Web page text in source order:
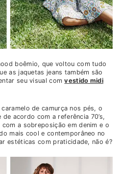
boêmio, que voltou com tudo
as jaquetas jeans também são
seu visual comvestido midi
de camurça nos pés, o
acordo com a referência 70’s,
a sobreposição em denim e o
mais cool e contemporâneo no
estéticas com praticidade, não é?